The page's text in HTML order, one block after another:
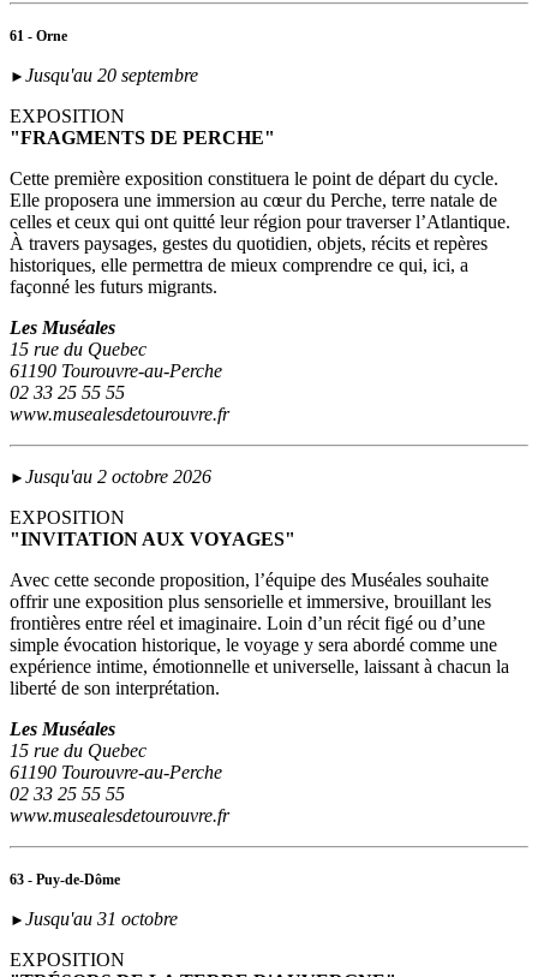
61 - Orne
► Jusqu'au 20 septembre
EXPOSITION
"FRAGMENTS DE PERCHE"
Cette première exposition constituera le point de départ du cycle.
Elle proposera une immersion au cœur du Perche, terre natale de
celles et ceux qui ont quitté leur région pour traverser l’Atlantique.
À travers paysages, gestes du quotidien, objets, récits et repères
historiques, elle permettra de mieux comprendre ce qui, ici, a
façonné les futurs migrants.
Les Muséales
15 rue du Quebec
61190 Tourouvre-au-Perche
02 33 25 55 55
www.musealesdetourouvre.fr
► Jusqu'au 2 octobre 2026
EXPOSITION
"INVITATION AUX VOYAGES"
Avec cette seconde proposition, l’équipe des Muséales souhaite
offrir une exposition plus sensorielle et immersive, brouillant les
frontières entre réel et imaginaire. Loin d’un récit figé ou d’une
simple évocation historique, le voyage y sera abordé comme une
expérience intime, émotionnelle et universelle, laissant à chacun la
liberté de son interprétation.
Les Muséales
15 rue du Quebec
61190 Tourouvre-au-Perche
02 33 25 55 55
www.musealesdetourouvre.fr
63 - Puy-de-Dôme
► Jusqu'au 31 octobre
EXPOSITION